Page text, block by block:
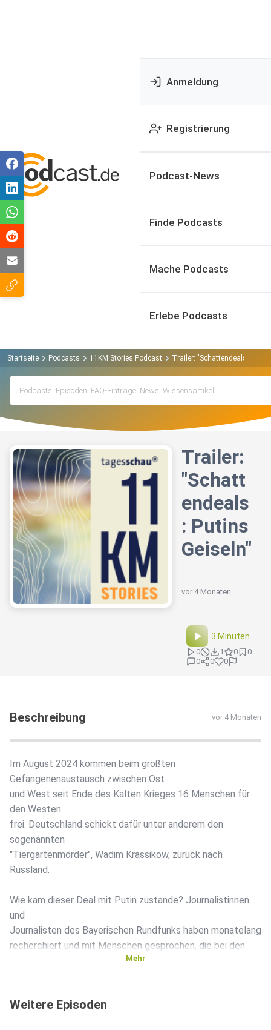
Anmeldung
Registrierung
Podcast-News
Finde Podcasts
Mache Podcasts
Erlebe Podcasts
Startseite Podcasts 11KM Stories Podcast Trailer: "Schattendeals:
Trailer:
"Schatt
endeals
: Putins
Geiseln"
vor 4 Monaten
3 Minuten
0 1 0
0
0
0 0
Beschreibung vor 4 Monaten
Im August 2024 kommen beim größten
Gefangenenaustausch zwischen Ost
und West seit Ende des Kalten Krieges 16 Menschen für
den Westen
frei. Deutschland schickt dafür unter anderem den
sogenannten
"Tiergartenmörder", Wadim Krassikow, zurück nach
Russland.
Wie kam dieser Deal mit Putin zustande? Journalistinnen
und
Journalisten des Bayerischen Rundfunks haben monatelang
recherchiert und mit Menschen gesprochen, die bei den
Host Franka Hennes trifft drei Deutsch-Russen, die ihre
Mehr
Weitere Episoden